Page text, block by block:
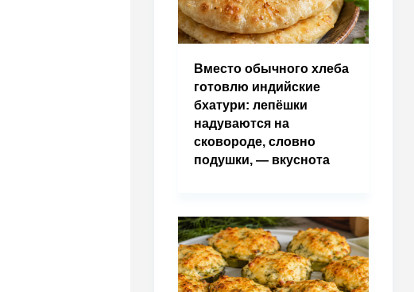
Вместо обычного хлеба
готовлю индийские
бхатури: лепёшки
надуваются на
сковороде, словно
подушки, — вкуснота